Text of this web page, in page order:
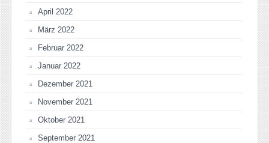
April 2022
März 2022
Februar 2022
Januar 2022
Dezember 2021
November 2021
Oktober 2021
September 2021